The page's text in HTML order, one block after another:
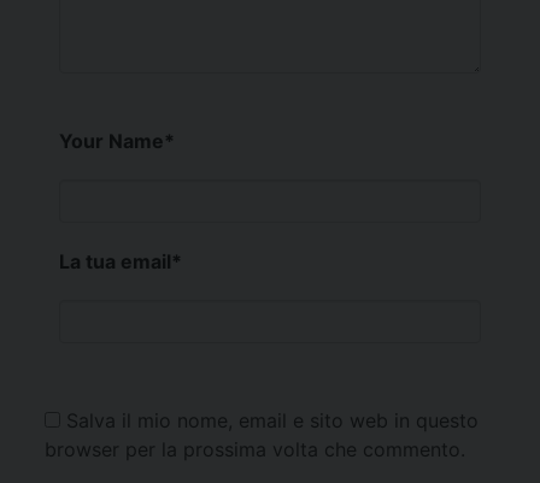
Your Name*
La tua email*
Salva il mio nome, email e sito web in questo
browser per la prossima volta che commento.